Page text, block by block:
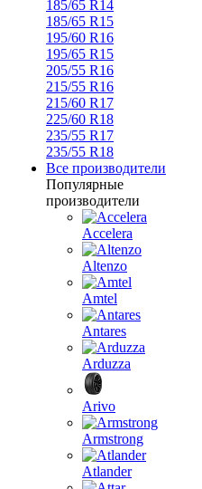
185/65 R14
185/65 R15
195/60 R16
195/65 R15
205/55 R16
215/55 R16
215/60 R17
225/60 R18
235/55 R17
235/55 R18
Все производители
Популярные
производители
Accelera
Altenzo
Amtel
Antares
Arduzza
Arivo
Armstrong
Atlander